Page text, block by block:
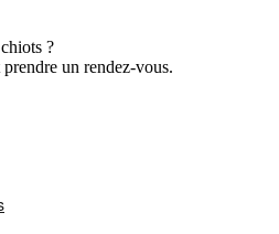
?
un rendez-vous.